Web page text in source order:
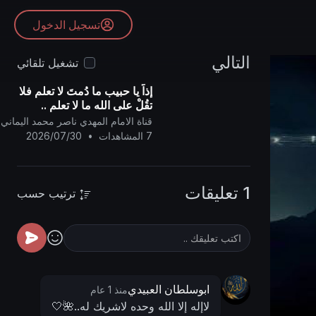
تسجيل الدخول
التالي
تشغيل تلقائي
إذاً يا حبيب ما دُمتَ لا تعلم فلا
تقُلْ على الله ما لا تعلم ..
قناة الامام المهدي ناصر محمد اليماني
7 المشاهدات
•
2026/07/30
1 تعليقات ترتيب حسب
ابوسلطان العبيديمنذ 1 عام
لاإله إلا الله وحده لاشريك له..🌺🤍